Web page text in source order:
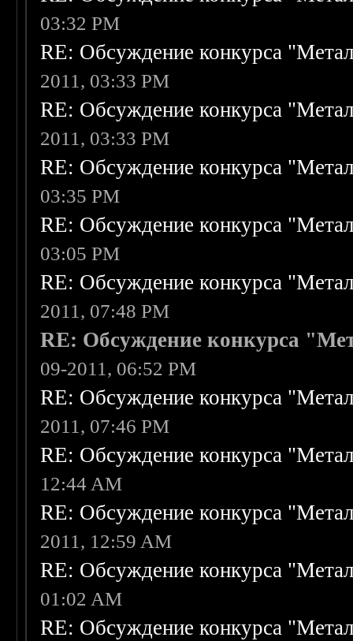
03:32 PM
RE: Обсуждение конкурса
2011, 03:33 PM
RE: Обсуждение конкурса
2011, 03:33 PM
RE: Обсуждение конкурса
03:35 PM
RE: Обсуждение конкурса
03:05 PM
RE: Обсуждение конкурса
2011, 07:48 PM
RE: Обсуждение конкурса
09-2011, 06:52 PM
RE: Обсуждение конкурса
2011, 07:46 PM
RE: Обсуждение конкурса
12:44 AM
RE: Обсуждение конкурса
2011, 12:59 AM
RE: Обсуждение конкурса
01:02 AM
RE: Обсуждение конкурса